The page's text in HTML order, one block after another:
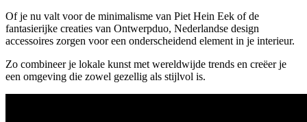
Of je nu valt voor de minimalisme van Piet Hein Eek of de
fantasierijke creaties van Ontwerpduo, Nederlandse design
accessoires zorgen voor een onderscheidend element in je interieur.
Zo combineer je lokale kunst met wereldwijde trends en creëer je
een omgeving die zowel gezellig als stijlvol is.